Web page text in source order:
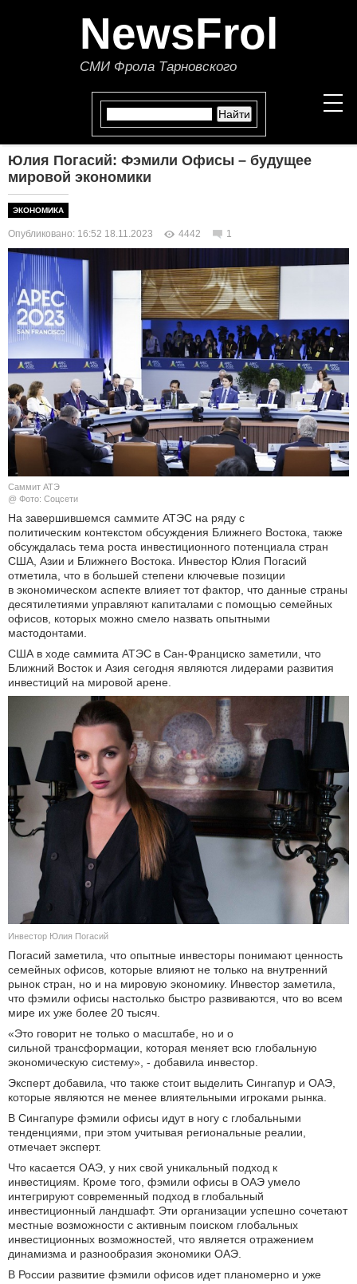
NewsFrol
СМИ Фрола Тарновского
НОВОСТИ
ПОЛИТИКА
ЭКОНОМИКА
В МИРЕ
ОБЩЕСТВО
КУЛЬТУРА
НАУКА
СПОРТ
АВТО И МОТО
ЭГОИЗМ
БЛОГ
Юлия Погасий: Фэмили Офисы – будущее
мировой экономики
ЭКОНОМИКА
Опубликовано: 16:52 18.11.2023 4442 1
Саммит АТЭ
@ Фото: Соцсети
На завершившемся саммите АТЭС на ряду с
политическим контекстом обсуждения Ближнего Востока, также
обсуждалась тема роста инвестиционного потенциала стран
США, Азии и Ближнего Востока. Инвестор Юлия Погасий
отметила, что в большей степени ключевые позиции
в экономическом аспекте влияет тот фактор, что данные страны
десятилетиями управляют капиталами с помощью семейных
офисов, которых можно смело назвать опытными
мастодонтами.
США в ходе саммита АТЭС в Сан-Франциско заметили, что
Ближний Восток и Азия сегодня являются лидерами развития
инвестиций на мировой арене.
Инвестор Юлия Погасий
Погасий заметила, что опытные инвесторы понимают ценность
семейных офисов, которые влияют не только на внутренний
рынок стран, но и на мировую экономику. Инвестор заметила,
что фэмили офисы настолько быстро развиваются, что во всем
мире их уже более 20 тысяч.
«Это говорит не только о масштабе, но и о
сильной трансформации, которая меняет всю глобальную
экономическую систему», - добавила инвестор.
Эксперт добавила, что также стоит выделить Сингапур и ОАЭ,
которые являются не менее влиятельными игроками рынка.
В Сингапуре фэмили офисы идут в ногу с глобальными
тенденциями, при этом учитывая региональные реалии,
отмечает эксперт.
Что касается ОАЭ, у них свой уникальный подход к
инвестициям. Кроме того, фэмили офисы в ОАЭ умело
интегрируют современный подход в глобальный
инвестиционный ландшафт. Эти организации успешно сочетают
местные возможности с активным поиском глобальных
инвестиционных возможностей, что является отражением
динамизма и разнообразия экономики ОАЭ.
В России развитие фэмили офисов идет планомерно и уже